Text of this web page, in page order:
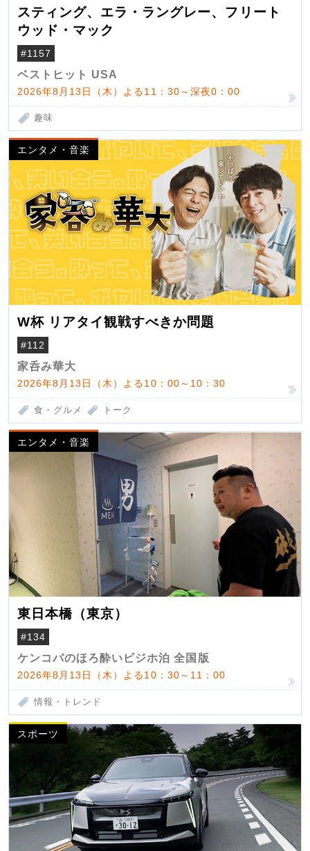
スティング、エラ・ラングレー、フリート
ウッド・マック
#1157
ベストヒット USA
2026年8月13日（木）よる11：30～深夜0：00
趣味
エンタメ・音楽
W杯 リアタイ観戦すべきか問題
#112
家呑み華大
2026年8月13日（木）よる10：00～10：30
食・グルメ トーク
エンタメ・音楽
東日本橋（東京）
#134
ケンコバのほろ酔いビジホ泊 全国版
2026年8月13日（木）よる10：30～11：00
情報・トレンド
スポーツ